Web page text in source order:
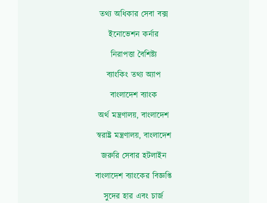
তথ্য অধিকার সেবা বক্স
ইনোভেশন কর্নার
নিরাপত্তা বৈশিষ্ট্য
ব্যাংকিং তথ্য অ্যাপ
বাংলাদেশ ব্যাংক
অর্থ মন্ত্রণালয়, বাংলাদেশ
স্বরাষ্ট্র মন্ত্রণালয়, বাংলাদেশ
জরুরি সেবার হটলাইন
বাংলাদেশ ব্যাংকের বিজ্ঞপ্তি
সুদের হার এবং চার্জ